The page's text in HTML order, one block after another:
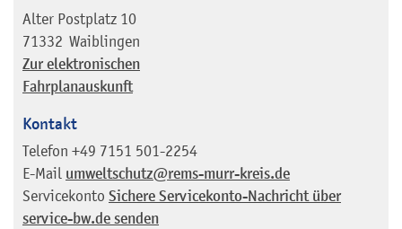
Alter Postplatz 10
71332 Waiblingen
Zur elektronischen
Fahrplanauskunft
Kontakt
Telefon +49 7151 501-2254
E-Mail umweltschutz@rems-murr-kreis.de
Servicekonto Sichere Servicekonto-Nachricht über
service-bw.de senden